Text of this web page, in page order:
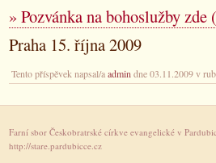
» Pozvánka na bohoslužby zde
Praha 15. října 2009
Tento příspěvek napsal/aadmin dne 03.11.2009 v
Farní sbor Českobratrské církve evangelické v
http://stare.pardubicce.cz